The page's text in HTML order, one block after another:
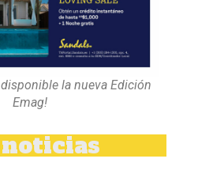
disponible la nueva Edición
Emag!